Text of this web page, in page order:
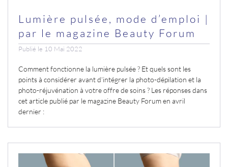
Lumière pulsée, mode d’emploi |
par le magazine Beauty Forum
Publié le 10 Mai 2022
Comment fonctionne la lumière pulsée ? Et quels sont les
points à considérer avant d’intégrer la photo-dépilation et la
photo-réjuvénation à votre offre de soins ? Les réponses dans
cet article publié par le magazine Beauty Forum en avril
dernier :